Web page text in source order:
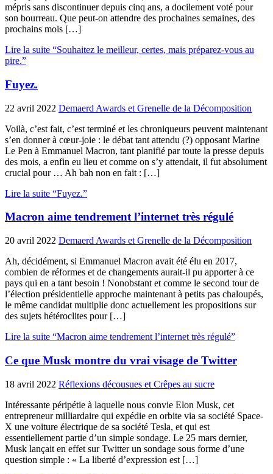
mépris sans discontinuer depuis cinq ans, a docilement voté pour
son bourreau. Que peut-on attendre des prochaines semaines, des
prochains mois […]
Lire la suite “Souhaitez le meilleur, certes, mais préparez-vous au
pire.”
Fuyez.
22 avril 2022 Demaerd Awards et Grenelle de la Décomposition
Voilà, c’est fait, c’est terminé et les chroniqueurs peuvent maintenant
s’en donner à cœur-joie : le débat tant attendu (?) opposant Marine
Le Pen à Emmanuel Macron, tant planifié par toute la presse depuis
des mois, a enfin eu lieu et comme on s’y attendait, il fut absolument
crucial pour … Ah bah non en fait : […]
Lire la suite “Fuyez.”
Macron aime tendrement l’internet très régulé
20 avril 2022 Demaerd Awards et Grenelle de la Décomposition
Ah, décidément, si Emmanuel Macron avait été élu en 2017,
combien de réformes et de changements aurait-il pu apporter à ce
pays qui en a tant besoin ! Nonobstant et comme le second tour de
l’élection présidentielle approche maintenant à petits pas chaloupés,
le même candidat multiplie donc actuellement les propositions sur
des sujets hétéroclites pour […]
Lire la suite “Macron aime tendrement l’internet très régulé”
Ce que Musk montre du vrai visage de Twitter
18 avril 2022 Réflexions décousues et Crêpes au sucre
Intéressante péripétie à laquelle nous convie Elon Musk, cet
entrepreneur milliardaire qui expédie en orbite via sa société Space-
X une voiture électrique de sa société Tesla, et qui est
essentiellement partie d’un simple sondage. Le 25 mars dernier,
Musk lançait en effet sur Twitter un sondage sous forme d’une
question simple : « La liberté d’expression est […]